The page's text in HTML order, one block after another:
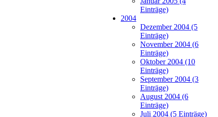
Einträge)
2004
Dezember 2004 (5
Einträge)
November 2004 (6
Einträge)
Oktober 2004 (10
Einträge)
September 2004 (3
Einträge)
August 2004 (6
Einträge)
Juli 2004 (5 Einträge)